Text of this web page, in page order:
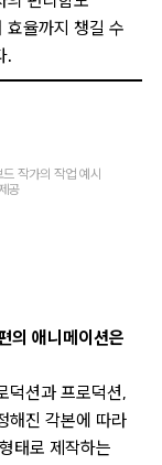
효율까지 챙길 수
.
작가의 작업 예시
공
의 애니메이션은
덕션과 프로덕션,
해진 각본에 따라
태로 제작하는